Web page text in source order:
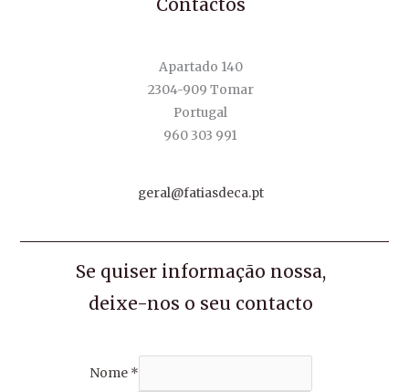
Apartado 140
2304-909 Tomar
Portugal
960 303 991
geral@fatiasdeca.pt
Se quiser informação nossa,
deixe-nos o seu contacto
Nome *